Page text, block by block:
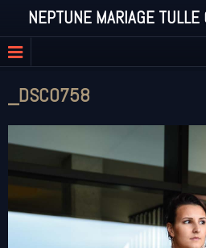
NEPTUNE MARIAGE TULLE
_DSC0758